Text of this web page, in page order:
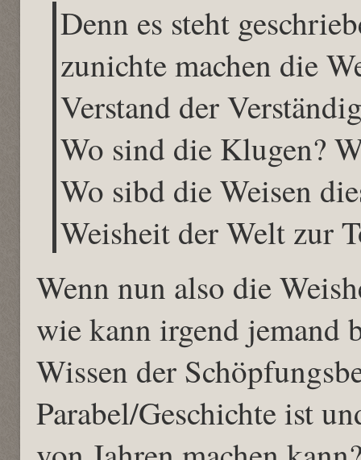
Denn es steht
zunichte machen die
Verstand der
Wo sind die Klugen?
Wo sibd die Weisen
Weisheit der Welt zur
Wenn nun also die
wie kann irgend jemand
Wissen der
Parabel/Geschichte ist